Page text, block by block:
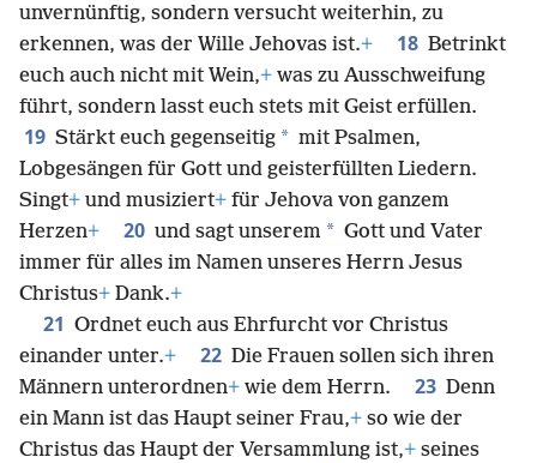
unvernünftig, sondern versucht weiterhin, zu
erkennen, was der Wille Jehovas ist.+ 18 Betrinkt
euch auch nicht mit Wein,+ was zu Ausschweifung
führt, sondern lasst euch stets mit Geist erfüllen.
19 Stärkt euch gegenseitig * mit Psalmen,
Lobgesängen für Gott und geisterfüllten Liedern.
Singt+ und musiziert+ für Jehova von ganzem
Herzen+ 20 und sagt unserem * Gott und Vater
immer für alles im Namen unseres Herrn Jesus
Christus+ Dank.+
21 Ordnet euch aus Ehrfurcht vor Christus
einander unter.+ 22 Die Frauen sollen sich ihren
Männern unterordnen+ wie dem Herrn. 23 Denn
ein Mann ist das Haupt seiner Frau,+ so wie der
Christus das Haupt der Versammlung ist,+ seines